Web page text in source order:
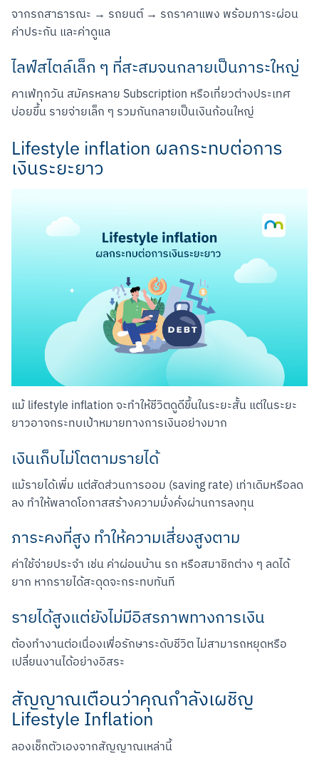
จากรถสาธารณะ → รถยนต์ → รถราคาแพง พร้อมภาระผ่อน
ค่าประกัน และค่าดูแล
ไลฟ์สไตล์เล็ก ๆ ที่สะสมจนกลายเป็นภาระใหญ่
คาเฟ่ทุกวัน สมัครหลาย Subscription หรือเที่ยวต่างประเทศ
บ่อยขึ้น รายจ่ายเล็ก ๆ รวมกันกลายเป็นเงินก้อนใหญ่
Lifestyle inflation ผลกระทบต่อการ
เงินระยะยาว
แม้ lifestyle inflation จะทำให้ชีวิตดูดีขึ้นในระยะสั้น แต่ในระยะ
ยาวอาจกระทบเป้าหมายทางการเงินอย่างมาก
เงินเก็บไม่โตตามรายได้
แม้รายได้เพิ่ม แต่สัดส่วนการออม (saving rate) เท่าเดิมหรือลด
ลง ทำให้พลาดโอกาสสร้างความมั่งคั่งผ่านการลงทุน
ภาระคงที่สูง ทำให้ความเสี่ยงสูงตาม
ค่าใช้จ่ายประจำ เช่น ค่าผ่อนบ้าน รถ หรือสมาชิกต่าง ๆ ลดได้
ยาก หากรายได้สะดุดจะกระทบทันที
รายได้สูงแต่ยังไม่มีอิสรภาพทางการเงิน
ต้องทำงานต่อเนื่องเพื่อรักษาระดับชีวิต ไม่สามารถหยุดหรือ
เปลี่ยนงานได้อย่างอิสระ
สัญญาณเตือนว่าคุณกำลังเผชิญ
Lifestyle Inflation
ลองเช็กตัวเองจากสัญญาณเหล่านี้